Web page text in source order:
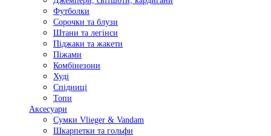
Футболки
Сорочки та блузи
Штани та легінси
Піджаки та жакети
Піжами
Комбінезони
Худі
Спідниці
Топи
Аксесуари
Сумки Vlieger & Vandam
Шкарпетки та гольфи